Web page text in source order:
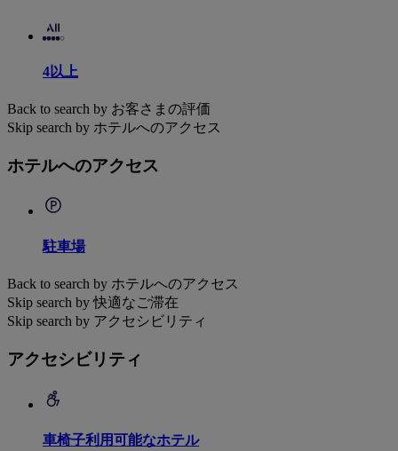
4以上
Back to search by お客さまの評価
Skip search by ホテルへのアクセス
ホテルへのアクセス
駐車場
Back to search by ホテルへのアクセス
Skip search by 快適なご滞在
Skip search by アクセシビリティ
アクセシビリティ
車椅子利用可能なホテル